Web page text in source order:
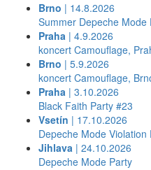
Brno | 14.8.2026
Summer Depeche Mode
Praha | 4.9.2026
koncert Camouflage,
Brno | 5.9.2026
koncert Camouflage,
Praha | 3.10.2026
Black Faith Party #23
Vsetín | 17.10.2026
Depeche Mode Violation
Jihlava | 24.10.2026
Depeche Mode Party